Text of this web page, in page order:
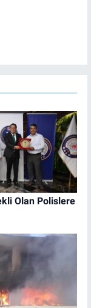
Olan Polislere